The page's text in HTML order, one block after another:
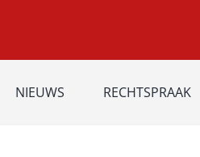
NIEUWS RECHTSPRAAK